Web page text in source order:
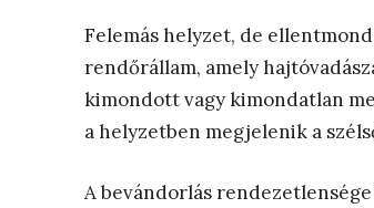
Felemás helyzet, de
rendőrállam, amely
kimondott vagy kimondatlan
a helyzetben megjelenik a
A bevándorlás